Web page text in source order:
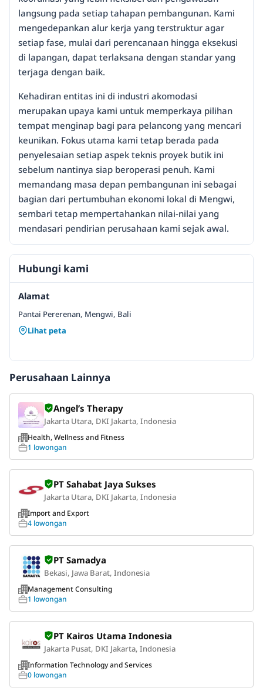
langsung pada setiap tahapan pembangunan. Kami
mengedepankan alur kerja yang terstruktur agar
setiap fase, mulai dari perencanaan hingga eksekusi
di lapangan, dapat terlaksana dengan standar yang
terjaga dengan baik.
Kehadiran entitas ini di industri akomodasi
merupakan upaya kami untuk memperkaya pilihan
tempat menginap bagi para pelancong yang mencari
keunikan. Fokus utama kami tetap berada pada
penyelesaian setiap aspek teknis proyek butik ini
sebelum nantinya siap beroperasi penuh. Kami
memandang masa depan pembangunan ini sebagai
bagian dari pertumbuhan ekonomi lokal di Mengwi,
sembari tetap mempertahankan nilai-nilai yang
mendasari pendirian perusahaan kami sejak awal.
Hubungi kami
Alamat
Pantai Pererenan, Mengwi, Bali
Lihat peta
Perusahaan Lainnya
Angel’s Therapy
Jakarta Utara, DKI Jakarta, Indonesia
Health, Wellness and Fitness
1 lowongan
PT Sahabat Jaya Sukses
Jakarta Utara, DKI Jakarta, Indonesia
Import and Export
4 lowongan
PT Samadya
Bekasi, Jawa Barat, Indonesia
Management Consulting
1 lowongan
PT Kairos Utama Indonesia
Jakarta Pusat, DKI Jakarta, Indonesia
Information Technology and Services
0 lowongan